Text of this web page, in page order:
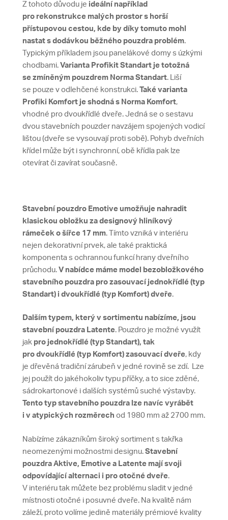
Z tohoto důvodu je ideální například
pro rekonstrukce malých prostor s horší
přístupovou cestou, kde by díky tomuto mohl
nastat s dodávkou běžného pouzdra problém.
Typickým příkladem jsou panelákové domy s úzkými
chodbami. Varianta Profikit Standart je totožná
se zmíněným pouzdrem Norma Standart. Liší
se pouze v odlehčené konstrukci. Také varianta
Profiki Komfort je shodná s Norma Komfort,
vhodné pro dvoukřídlé dveře. Jedná se o sestavu
dvou stavebních pouzder navzájem spojených vodicí
lištou (dveře se vysouvají proti sobě). Pohyb dveřních
křídel může být i synchronní, obě křídla pak lze
otevírat či zavírat současně.
Stavební pouzdro Emotive umožňuje nahradit
klasickou obložku za designový hliníkový
rámeček o šířce 17 mm. Tímto vzniká v interiéru
nejen dekorativní prvek, ale také praktická
komponenta s ochrannou funkcí hrany dveřního
průchodu. V nabídce máme model bezobložkového
stavebního pouzdra pro zasouvací jednokřídlé (typ
Standart) i dvoukřídlé (typ Komfort) dveře.
Dalším typem, který v sortimentu nabízíme, jsou
stavební pouzdra Latente. Pouzdro je možné využít
jak pro jednokřídlé (typ Standart), tak
pro dvoukřídlé (typ Komfort) zasouvací dveře, kdy
je dřevěná tradiční zárubeň v jedné rovině se zdí. Lze
jej použít do jakéhokoliv typu příčky, a to sice zděné,
sádrokartonové i dalších systémů suché výstavby.
Tento typ stavebního pouzdra lze navíc vyrábět
i v atypických rozměrech od 1980 mm až 2700 mm.
Nabízíme zákazníkům široký sortiment s takřka
neomezenými možnostmi designu. Stavební
pouzdra Aktive, Emotive a Latente mají svoji
odpovídající alternaci i pro otočné dveře.
V interiéru tak můžete bez problému sladit v jedné
místnosti otočné i posuvné dveře. Na kvalitě nám
záleží, proto volíme jedině materiály prémiové kvality